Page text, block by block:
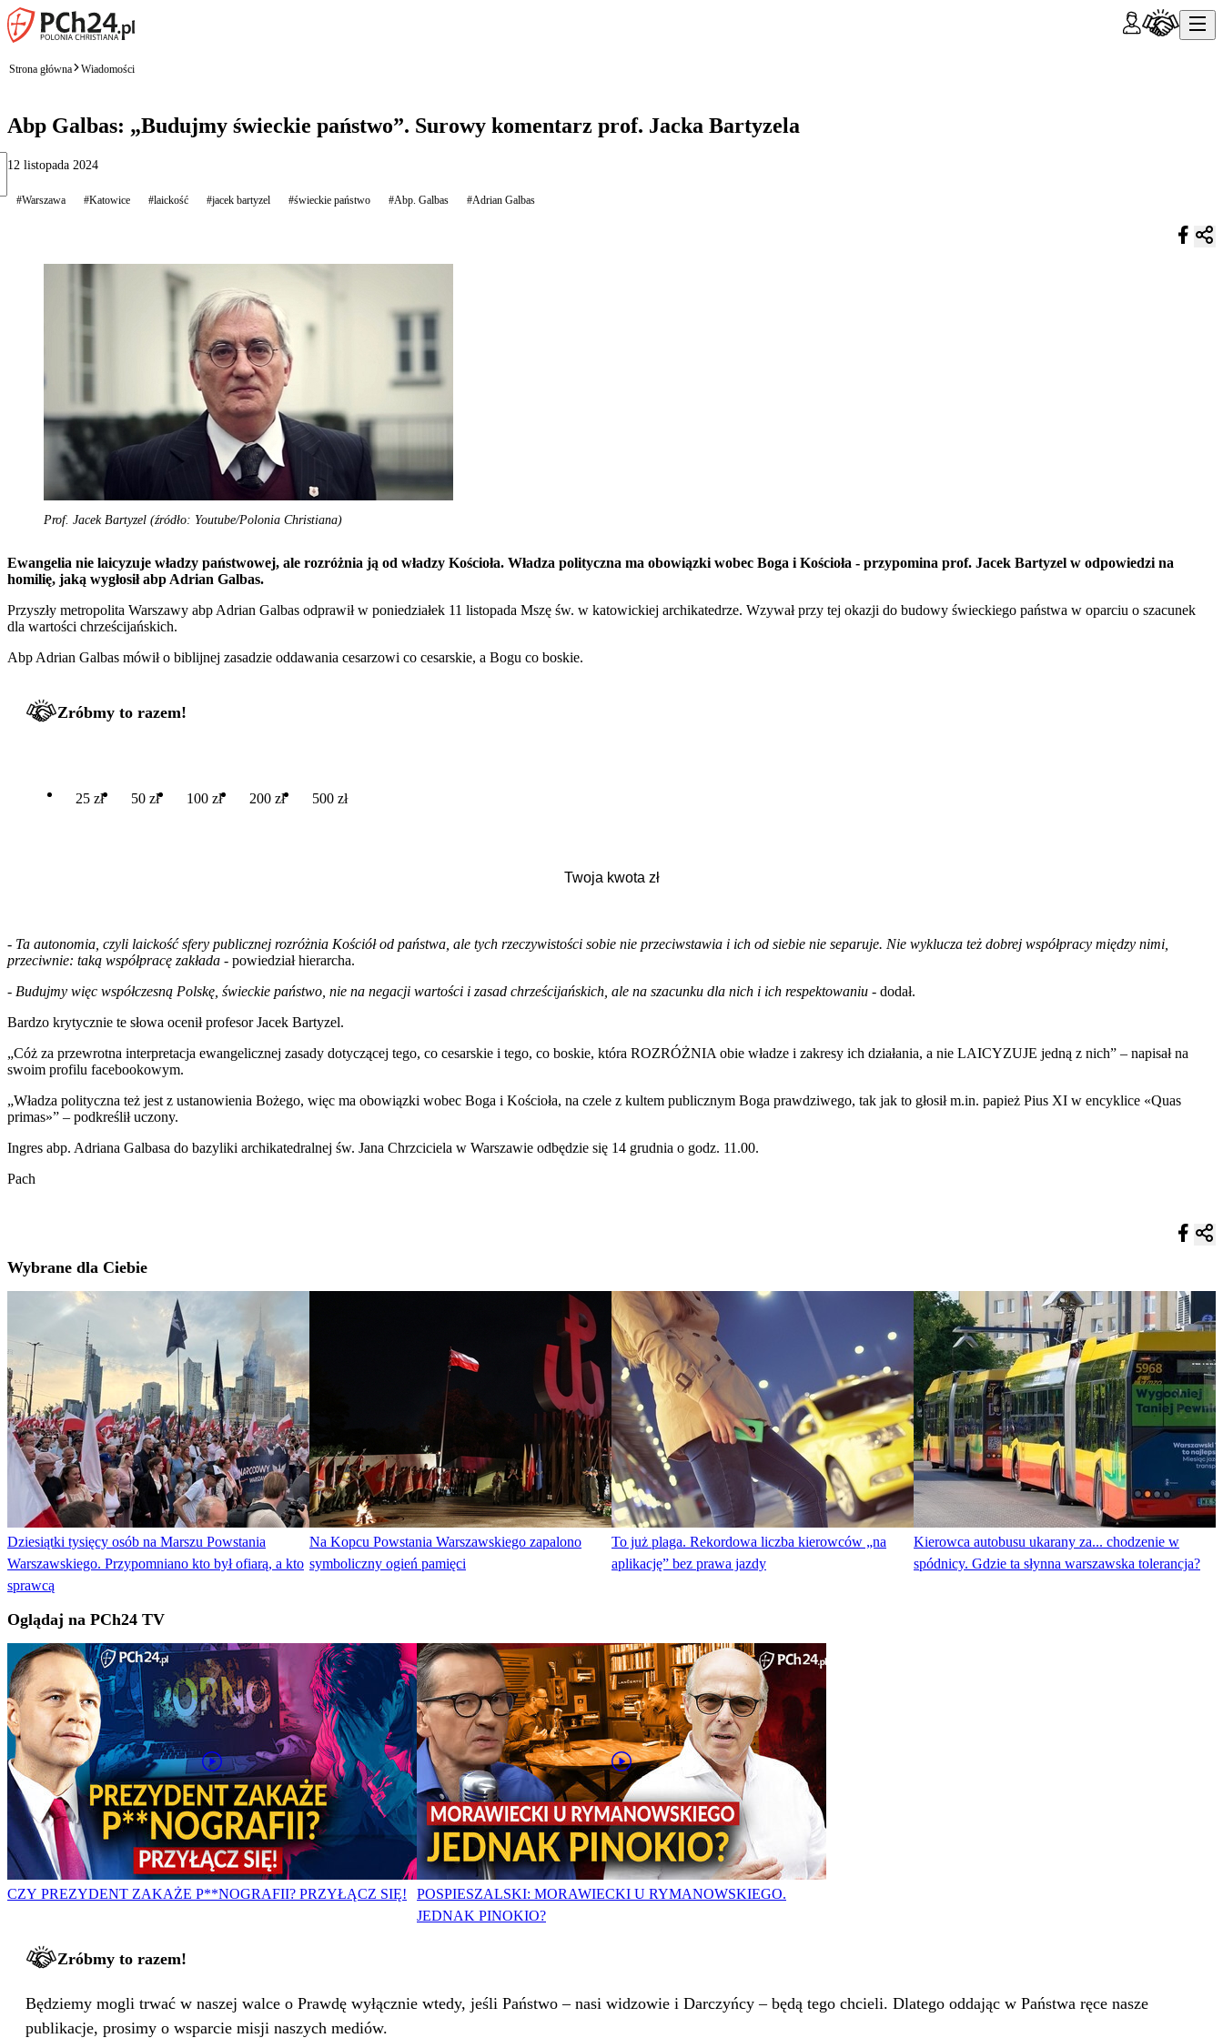
Strona główna Wiadomości
Abp Galbas: „Budujmy świeckie państwo”. Surowy komentarz prof. Jacka Bartyzela
12 listopada 2024
#Warszawa #Katowice #laickość #jacek bartyzel #świeckie państwo #Abp. Galbas #Adrian Galbas
Prof. Jacek Bartyzel (źródło: Youtube/Polonia Christiana)
Ewangelia nie laicyzuje władzy państwowej, ale rozróżnia ją od władzy Kościoła. Władza polityczna ma obowiązki wobec Boga i Kościoła - przypomina prof. Jacek Bartyzel w odpowiedzi na
homilię, jaką wygłosił abp Adrian Galbas.
Przyszły metropolita Warszawy abp Adrian Galbas odprawił w poniedziałek 11 listopada Mszę św. w katowickiej archikatedrze. Wzywał przy tej okazji do budowy świeckiego państwa w oparciu o szacunek
dla wartości chrześcijańskich.
Abp Adrian Galbas mówił o biblijnej zasadzie oddawania cesarzowi co cesarskie, a Bogu co boskie.
Zróbmy to razem!
25 zł 50 zł 100 zł 200 zł 500 zł
- Ta autonomia, czyli laickość sfery publicznej rozróżnia Kościół od państwa, ale tych rzeczywistości sobie nie przeciwstawia i ich od siebie nie separuje. Nie wyklucza też dobrej współpracy między nimi,
przeciwnie: taką współpracę zakłada - powiedział hierarcha.
- Budujmy więc współczesną Polskę, świeckie państwo, nie na negacji wartości i zasad chrześcijańskich, ale na szacunku dla nich i ich respektowaniu - dodał.
Bardzo krytycznie te słowa ocenił profesor Jacek Bartyzel.
„Cóż za przewrotna interpretacja ewangelicznej zasady dotyczącej tego, co cesarskie i tego, co boskie, która ROZRÓŻNIA obie władze i zakresy ich działania, a nie LAICYZUJE jedną z nich” – napisał na
swoim profilu facebookowym.
„Władza polityczna też jest z ustanowienia Bożego, więc ma obowiązki wobec Boga i Kościoła, na czele z kultem publicznym Boga prawdziwego, tak jak to głosił m.in. papież Pius XI w encyklice «Quas
primas»” – podkreślił uczony.
Ingres abp. Adriana Galbasa do bazyliki archikatedralnej św. Jana Chrzciciela w Warszawie odbędzie się 14 grudnia o godz. 11.00.
Pach
Wybrane dla Ciebie
Dziesiątki tysięcy osób na Marszu Powstania
Warszawskiego. Przypomniano kto był ofiarą, a kto
sprawcą
Na Kopcu Powstania Warszawskiego zapalono
symboliczny ogień pamięci
To już plaga. Rekordowa liczba kierowców „na
aplikację” bez prawa jazdy
Kierowca autobusu ukarany za... chodzenie w
spódnicy. Gdzie ta słynna warszawska tolerancja?
Oglądaj na PCh24 TV
CZY PREZYDENT ZAKAŻE P**NOGRAFII? PRZYŁĄCZ SIĘ!
POSPIESZALSKI: MORAWIECKI U RYMANOWSKIEGO.
JEDNAK PINOKIO?
Zróbmy to razem!
Będziemy mogli trwać w naszej walce o Prawdę wyłącznie wtedy, jeśli Państwo – nasi widzowie i Darczyńcy – będą tego chcieli. Dlatego oddając w Państwa ręce nasze
publikacje, prosimy o wsparcie misji naszych mediów.